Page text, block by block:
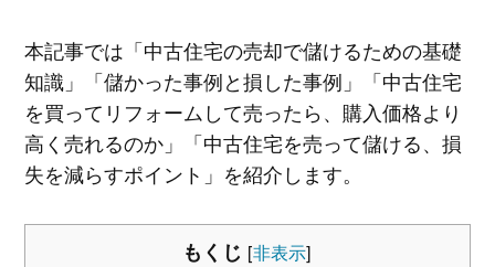
本記事では「中古住宅の売却で儲けるための基礎
知識」「儲かった事例と損した事例」「中古住宅
を買ってリフォームして売ったら、購入価格より
高く売れるのか」「中古住宅を売って儲ける、損
失を減らすポイント」を紹介します。
もくじ [非表示]